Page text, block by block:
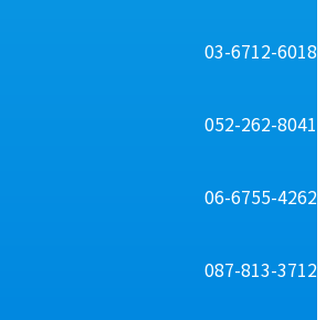
03-6712-6018
052-262-8041
06-6755-4262
087-813-3712